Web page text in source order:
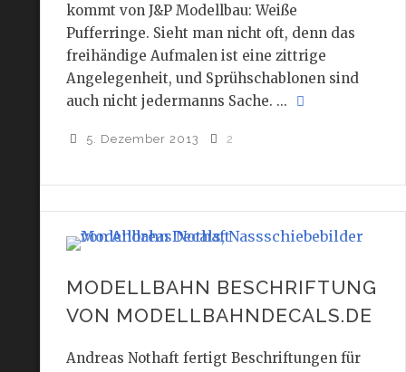
kommt von J&P Modellbau: Weiße
Pufferringe. Sieht man nicht oft, denn das
freihändige Aufmalen ist eine zittrige
Angelegenheit, und Sprühschablonen sind
auch nicht jedermanns Sache. ...
5. Dezember 2013 2
MODELLBAHN BESCHRIFTUNG
VON MODELLBAHNDECALS.DE
Andreas Nothaft fertigt Beschriftungen für